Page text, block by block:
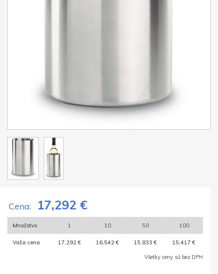
Cena: 17,292 €
Množstvo 1 10 50 100
Vaša cena 17,292 € 16,542 € 15,833 € 15,417 €
Všetky ceny sú bez DPH